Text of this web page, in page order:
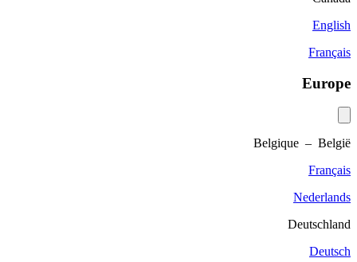
English
Français
Europe
Belgique – België
Français
Nederlands
Deutschland
Deutsch